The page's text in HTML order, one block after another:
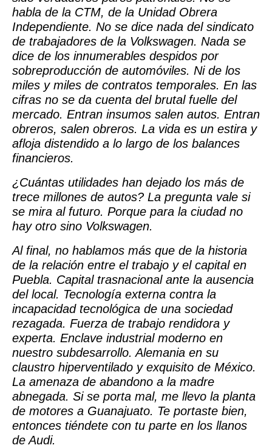
habla de la CTM, de la Unidad Obrera
Independiente. No se dice nada del sindicato
de trabajadores de la Volkswagen. Nada se
dice de los innumerables despidos por
sobreproducción de automóviles. Ni de los
miles y miles de contratos temporales. En las
cifras no se da cuenta del brutal fuelle del
mercado. Entran insumos salen autos. Entran
obreros, salen obreros. La vida es un estira y
afloja distendido a lo largo de los balances
financieros.
¿Cuántas utilidades han dejado los más de
trece millones de autos? La pregunta vale si
se mira al futuro. Porque para la ciudad no
hay otro sino Volkswagen.
Al final, no hablamos más que de la historia
de la relación entre el trabajo y el capital en
Puebla. Capital trasnacional ante la ausencia
del local. Tecnología externa contra la
incapacidad tecnológica de una sociedad
rezagada. Fuerza de trabajo rendidora y
experta. Enclave industrial moderno en
nuestro subdesarrollo. Alemania en su
claustro hiperventilado y exquisito de México.
La amenaza de abandono a la madre
abnegada. Si se porta mal, me llevo la planta
de motores a Guanajuato. Te portaste bien,
entonces tiéndete con tu parte en los llanos
de Audi.